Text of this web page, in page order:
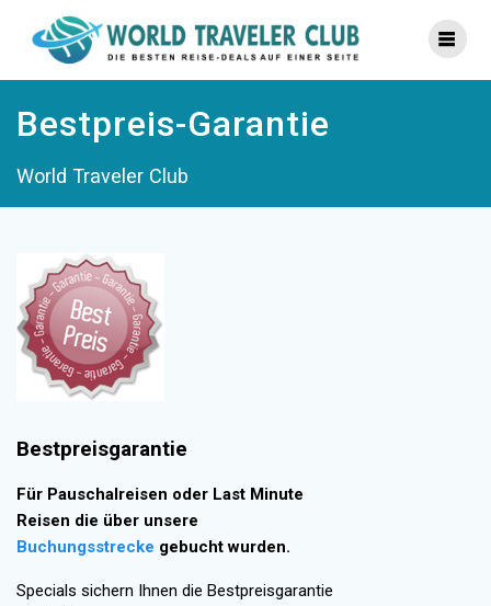
Inhalt
springen
Bestpreis-Garantie
World Traveler Club
Bestpreisgarantie
Für Pauschalreisen oder Last Minute
Reisen die über unsere
Buchungsstrecke gebucht wurden.
Specials sichern Ihnen die Bestpreisgarantie